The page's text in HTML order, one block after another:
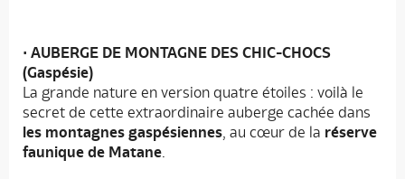
• AUBERGE DE MONTAGNE DES CHIC-CHOCS
(Gaspésie)
La grande nature en version quatre étoiles : voilà le
secret de cette extraordinaire auberge cachée dans
les montagnes gaspésiennes, au cœur de la réserve
faunique de Matane.